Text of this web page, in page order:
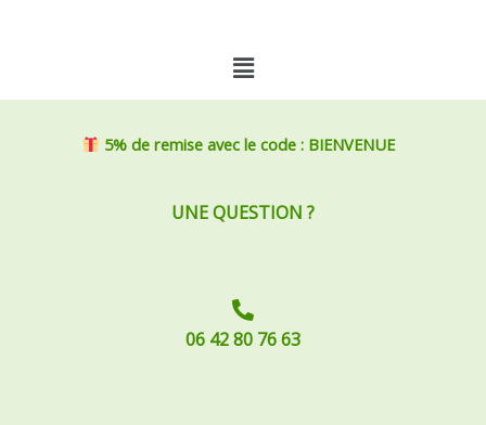
Menu
5% de remise avec le code : BIENVENUE
UNE QUESTION ?
06 42 80 76 63